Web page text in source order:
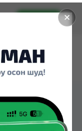
✕
Установить